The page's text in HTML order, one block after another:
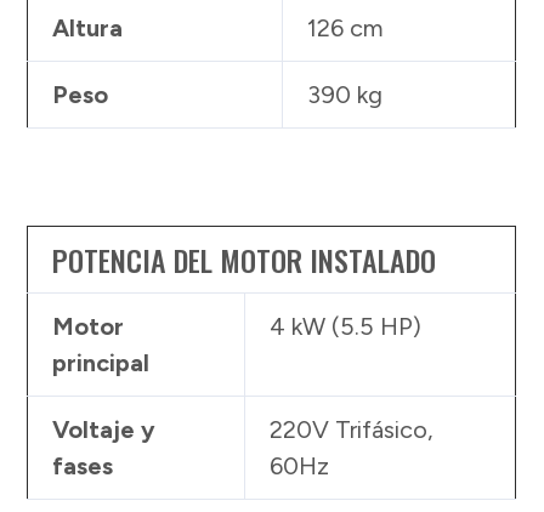
Altura 126 cm
Peso 390 kg
POTENCIA DEL MOTOR INSTALADO
Motor
principal
4 kW (5.5 HP)
Voltaje y
fases
220V Trifásico,
60Hz